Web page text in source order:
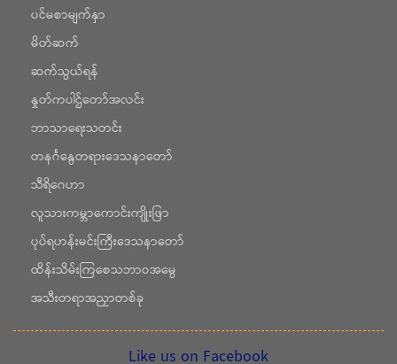
ပင်မစာမျက်နှာ
မိတ်ဆက်
ဆက်သွယ်ရန်
နှုတ်ကပါဌ်တော်အလင်း
ဘာသာရေးသတင်း
တနင်္ဂနွေတရားဒေသနာတော်
သီရိဂေဟာ
လူသားကမ္ဘာကောင်းကျိုးဖြာ
ပုပ်ရဟန်းမင်းကြီးဒေသနာတော်
ထိန်းသိမ်းကြစေသဘာဝအမွေ
အသီးတရာအညှာတစ်ခု
Like us on Facebook